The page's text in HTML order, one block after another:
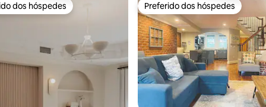
preferidos dos hóspedes
dos hóspedes Preferido dos hóspedes
Preferido dos hóspedes